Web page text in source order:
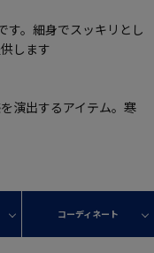
す。細身でスッキリとし
します
演出するアイテム。寒
コーディネート